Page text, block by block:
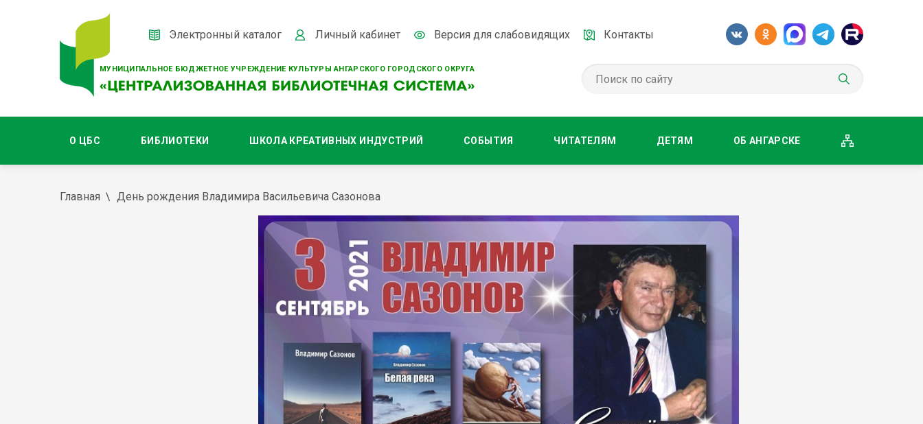
МУНИЦИПАЛЬНОЕ БЮДЖЕТНОЕ УЧРЕЖДЕНИЕ КУЛЬТУРЫ АНГАРСКОГО ГОРОДСКОГО ОКРУГА
Электронный каталог Личный кабинет Версия для слабовидящих Контакты
О ЦБС БИБЛИОТЕКИ ШКОЛА КРЕАТИВНЫХ ИНДУСТРИЙ СОБЫТИЯ ЧИТАТЕЛЯМ ДЕТЯМ ОБ АНГАРСКЕ
Главная День рождения Владимира Васильевича Сазонова